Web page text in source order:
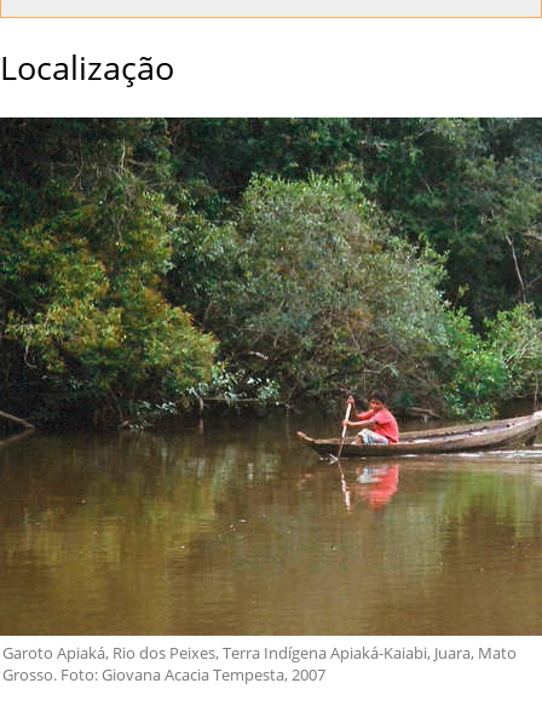
Localização
Garoto Apiaká, Rio dos Peixes, Terra Indígena Apiaká-Kaiabi, Juara, Mato
Grosso. Foto: Giovana Acacia Tempesta, 2007